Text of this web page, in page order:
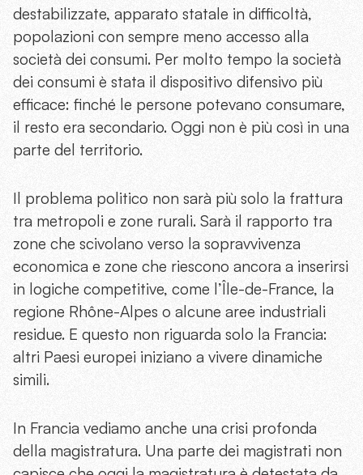
destabilizzate, apparato statale in difficoltà,
popolazioni con sempre meno accesso alla
società dei consumi. Per molto tempo la società
dei consumi è stata il dispositivo difensivo più
efficace: finché le persone potevano consumare,
il resto era secondario. Oggi non è più così in una
parte del territorio.
Il problema politico non sarà più solo la frattura
tra metropoli e zone rurali. Sarà il rapporto tra
zone che scivolano verso la sopravvivenza
economica e zone che riescono ancora a inserirsi
in logiche competitive, come l’Île-de-France, la
regione Rhône-Alpes o alcune aree industriali
residue. E questo non riguarda solo la Francia:
altri Paesi europei iniziano a vivere dinamiche
simili.
In Francia vediamo anche una crisi profonda
della magistratura. Una parte dei magistrati non